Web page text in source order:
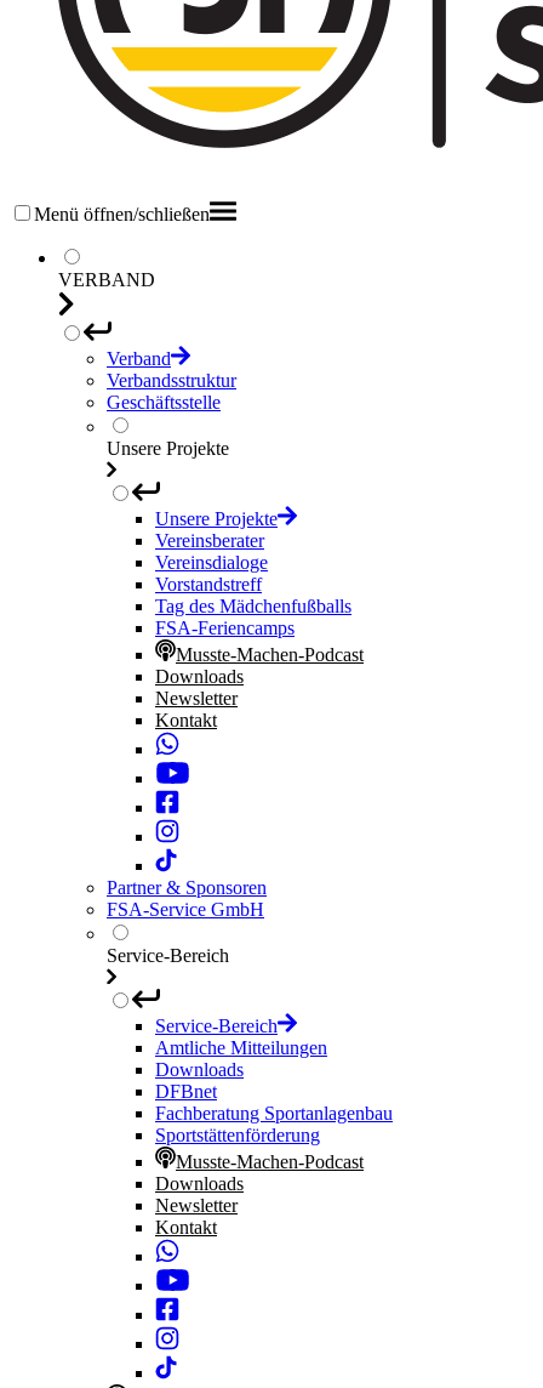
Menü öffnen/schließen
VERBAND
Verband
Verbandsstruktur
Geschäftsstelle
Unsere Projekte
Unsere Projekte
Vereinsberater
Vereinsdialoge
Vorstandstreff
Tag des Mädchenfußballs
FSA-Feriencamps
Musste-Machen-Podcast
Downloads
Newsletter
Kontakt
Partner & Sponsoren
FSA-Service GmbH
Service-Bereich
Service-Bereich
Amtliche Mitteilungen
Downloads
DFBnet
Fachberatung Sportanlagenbau
Sportstättenförderung
Musste-Machen-Podcast
Downloads
Newsletter
Kontakt